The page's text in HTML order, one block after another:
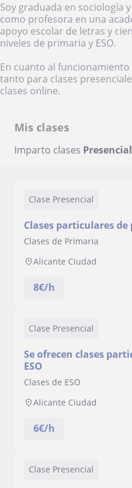
Soy graduada en sociología
como profesora en una
apoyo escolar de letras y
niveles de primaria y ESO.
En cuanto al
tanto para clases
clases online.
Mis clases
Imparto clases
Clase Presencial
Clases particulares
Clases de Primaria
Alicante Ciudad
8€/h
Clase Presencial
Se ofrecen clases
ESO
Clases de ESO
Alicante Ciudad
6€/h
Clase Presencial